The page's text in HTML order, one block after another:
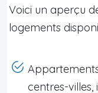
Voici un aperçu
logements
centres-